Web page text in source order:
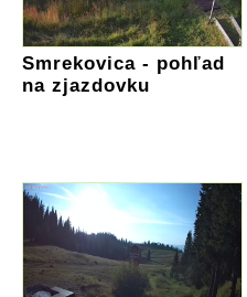
Smrekovica - pohľad
na zjazdovku